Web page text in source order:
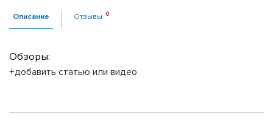
Описание Отзывы
Обзоры:
+добавить статью или видео